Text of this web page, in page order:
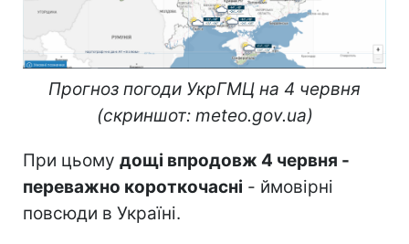
Прогноз погоди УкрГМЦ на 4 червня
(скриншот: meteo.gov.ua)
При цьому дощі впродовж 4 червня -
переважно короткочасні - ймовірні
повсюди в Україні.